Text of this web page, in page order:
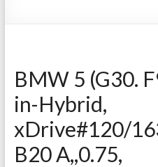
BMW 5 (G30.
in-Hybrid,
xDrive#120/
B20 A,,0.75,